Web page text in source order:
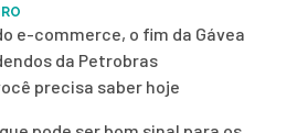
e-commerce, o fim da Gávea
da Petrobras
precisa saber hoje